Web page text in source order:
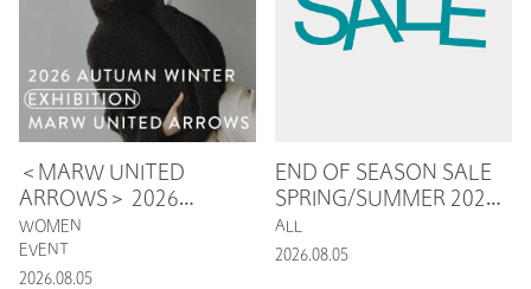
＜MARW UNITED
ARROWS＞ 2026
AUTUMN WINTER
EXHIBITION
WOMEN
EVENT
2026.08.05
END OF SEASON SALE
SPRING/SUMMER 2026
開催
ALL
2026.08.05